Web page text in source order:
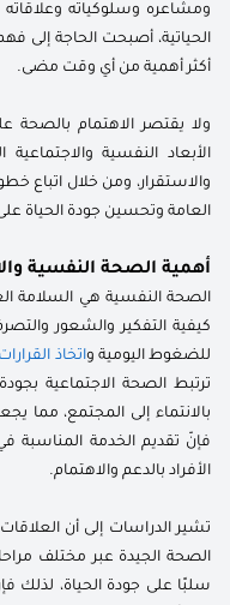
ومشاعره وسلوكياته
الحياتية، أصبحت الحاجة إلى
أكثر أهمية من أي وقت مضى.
ولا يقتصر الاهتمام بالصحة
الأبعاد النفسية والاجتماعية
والاستقرار، ومن خلال اتباع
العامة وتحسين جودة الحياة
أهمية الصحة النفسية
الصحة النفسية هي السلامة
كيفية التفكير والشعور
للضغوط اليومية واتخاذ القرارات
ترتبط الصحة الاجتماعية
بالانتماء إلى المجتمع، مما
فإنّ تقديم الخدمة
الأفراد بالدعم والاهتمام.
تشير الدراسات إلى أن
الصحة الجيدة عبر مختلف مراحل
سلبًا على جودة الحياة، لذلك